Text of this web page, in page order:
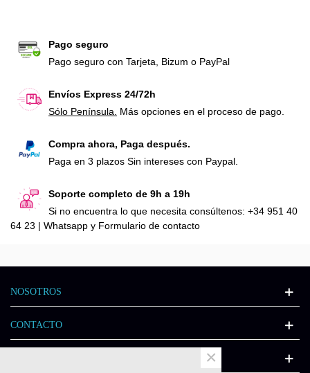
Pago seguro
Pago seguro con Tarjeta, Bizum o PayPal
Envíos Express 24/72h
Sólo Península. Más opciones en el proceso de pago.
Compra ahora, Paga después.
Paga en 3 plazos Sin intereses con Paypal.
Soporte completo de 9h a 19h
Si no encuentra lo que necesita consúltenos: +34 951 40
64 23 | Whatsapp y Formulario de contacto
NOSOTROS
CONTACTO
×